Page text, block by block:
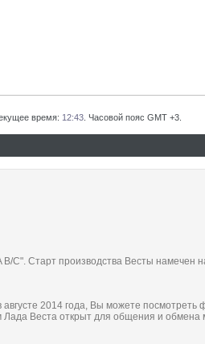
время: 12:43 . Часовой пояс GMT +3.
Старт производства Весты намечен
2014 года, Вы можете посмотреть
Лада Веста открыт для общения и